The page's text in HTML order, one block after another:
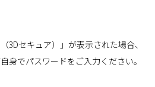
3Dセキュア）」が表示された場合、
身でパスワードをご入力ください。